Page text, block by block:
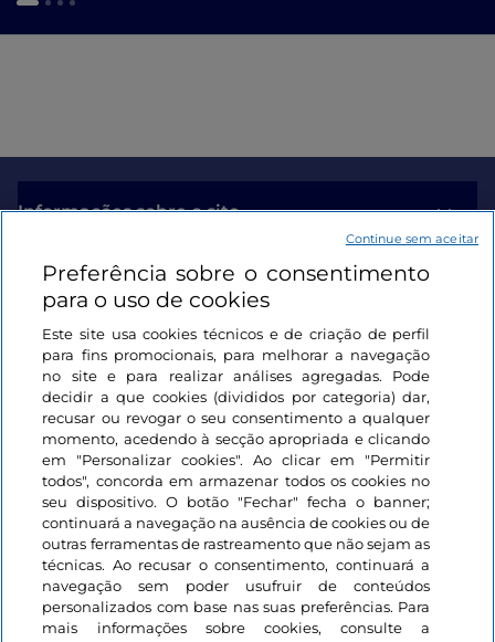
Informações sobre o site
Ligações úteis
Iniciar sessão
Mantenha-se em contacto
Preferência sobre o consentimento
para o uso de cookies
Este site usa cookies técnicos e de criação de perfil
para fins promocionais, para melhorar a navegação
no site e para realizar análises agregadas. Pode
decidir a que cookies (divididos por categoria) dar,
recusar ou revogar o seu consentimento a qualquer
momento, acedendo à secção apropriada e clicando
em "Personalizar cookies". Ao clicar em "Permitir
todos", concorda em armazenar todos os cookies no
seu dispositivo. O botão "Fechar" fecha o banner;
continuará a navegação na ausência de cookies ou de
outras ferramentas de rastreamento que não sejam as
técnicas. Ao recusar o consentimento, continuará a
navegação sem poder usufruir de conteúdos
personalizados com base nas suas preferências. Para
mais informações sobre cookies, consulte a
Continue sem aceitar